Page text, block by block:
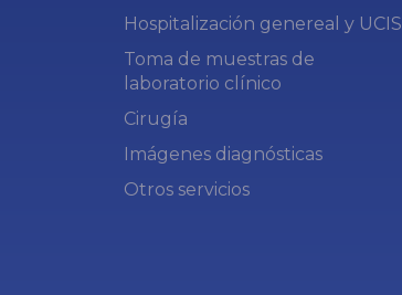
Hospitalización genereal y UCIS
Toma de muestras de
laboratorio clínico
Cirugía
Imágenes diagnósticas
Otros servicios